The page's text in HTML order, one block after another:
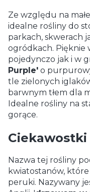
Ze względu na
idealne rośliny do
parkach, skwerach
ogródkach. Pięknie
pojedynczo jak i w
Purple' o
tle zielonych
barwnym tłem dla
Idealne rośliny na
gorące.
Ciekawostki
Nazwa tej rośliny
kwiatostanów,
peruki. Nazywany